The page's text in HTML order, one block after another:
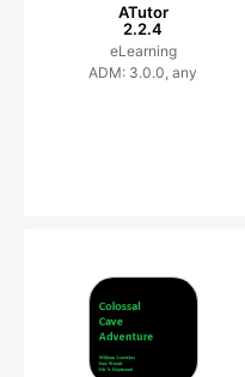
ATutor
2.2.4
eLearning
ADM: 3.0.0, any